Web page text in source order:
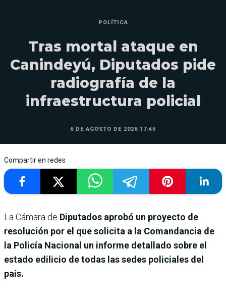
POLÍTICA
Tras mortal ataque en
Canindeyú, Diputados pide
radiografía de la
infraestructura policial
6 DE AGOSTO DE 2026 17:45
Compartir en redes
La Cámara de Diputados aprobó un proyecto de
resolución por el que solicita a la Comandancia de
la Policía Nacional un informe detallado sobre el
estado edilicio de todas las sedes policiales del
país.